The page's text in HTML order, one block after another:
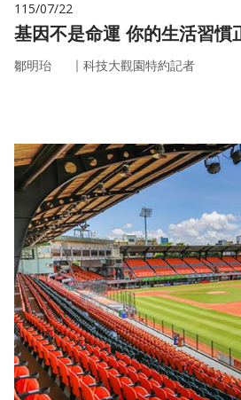
115/07/22
基因不是命運 你的
鄒明珆 ｜ 科技大觀園特約記者